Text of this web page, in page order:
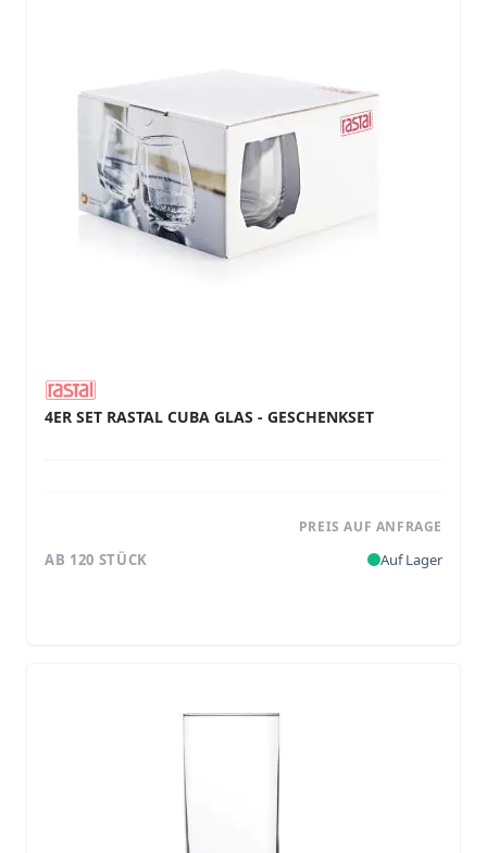
4ER SET RASTAL CUBA GLAS - GESCHENKSET
PREIS AUF ANFRAGE
AB 120 STÜCK Auf Lager